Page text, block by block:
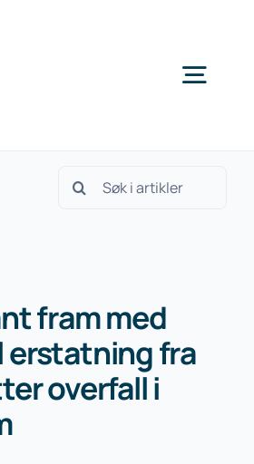
Søk
fram med
erstatning fra
overfall i